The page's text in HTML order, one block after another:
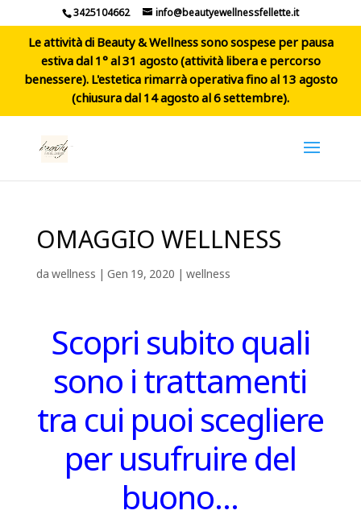
3425104662 info@beautyewellnessfellette.it
Le attività di Beauty & Wellness sono sospese per pausa
estiva dal 1° al 31 agosto (attività libera e percorso
benessere). L'estetica rimarrà operativa fino al 13 agosto
(chiusura dal 14 agosto al 6 settembre).
OMAGGIO WELLNESS
dawellness | Gen 19, 2020 | wellness
Scopri subito quali
sono i trattamenti
tra cui puoi scegliere
per usufruire del
buono…